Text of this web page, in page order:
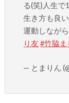
る(笑)人生で
生き方も良
運動しなが
り友 #竹脇ま
— とまりん